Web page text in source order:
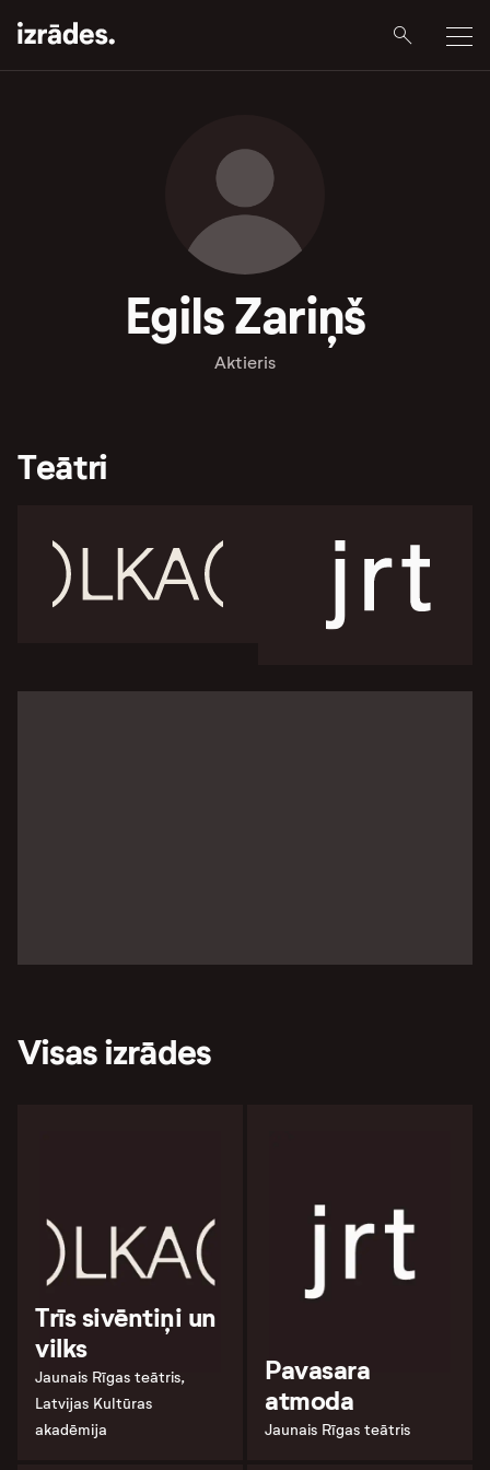
Egils Zariņš
Aktieris
Teātri
Visas izrādes
Trīs sivēntiņi un
vilks
Jaunais Rīgas teātris,
Latvijas Kultūras
akadēmija
Pavasara
atmoda
Jaunais Rīgas teātris